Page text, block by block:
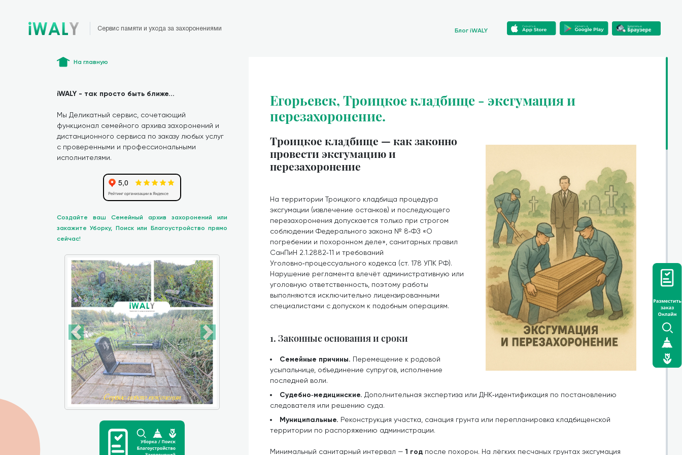
Сервис памяти и ухода за захоронениями Блог iWALY
На главную
iWALY - так просто быть ближе...
Мы Деликатный сервис, сочетающий
функционал семейного архива захоронений и
дистанционного сервиса по заказу любых услуг
с проверенными и профессиональными
исполнителями.
Создайте ваш Семейный архив захоронений или
закажите Уборку, Поиск или Благоустройство прямо
сейчас!
Егорьевск, Троицкое кладбище - эксгумация и
перезахоронение.
Троицкое кладбище — как законно
провести эксгумацию и
перезахоронение
На территории Троицкого кладбища процедура
эксгумации (извлечение останков) и последующего
перезахоронения допускается только при строгом
соблюдении Федерального закона № 8‑ФЗ «О
погребении и похоронном деле», санитарных правил
СанПиН 2.1.2882‑11 и требований
Уголовно‑процессуального кодекса (ст. 178 УПК РФ).
Нарушение регламента влечёт административную или
уголовную ответственность, поэтому работы
выполняются исключительно лицензированными
специалистами с допуском к подобным операциям.
1. Законные основания и сроки
Семейные причины. Перемещение к родовой
усыпальнице, объединение супругов, исполнение
последней воли.
Судебно‑медицинские. Дополнительная экспертиза или ДНК‑идентификация по постановлению
следователя или решению суда.
Муниципальные. Реконструкция участка, санация грунта или перепланировка кладбищенской
территории по распоряжению администрации.
Минимальный санитарный интервал —1 год после похорон. На лёгких песчаных грунтах эксгумация